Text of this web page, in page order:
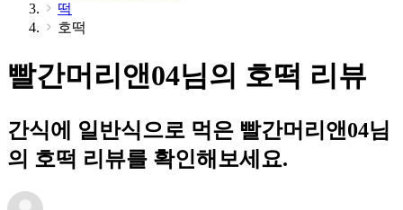
떡
호떡
빨간머리앤04님의 호떡 리뷰
간식에 일반식으로 먹은 빨간머리앤04님
의 호떡 리뷰를 확인해보세요.